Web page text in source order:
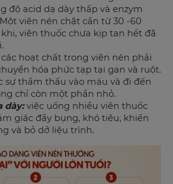
độ acid dạ dày thấp và enzym
viên nén chặt cần từ 30 -60
viên thuốc chưa kịp tan hết đã
hoạt chất trong viên nén phải
hóa phức tạp tại gan và ruột.
sự thẩm thấu vào máu và đi đến
chỉ còn một phần nhỏ.
dày:việc uống nhiều viên thuốc
giác đầy bụng, khó tiêu, khiến
và bỏ dở liệu trình.